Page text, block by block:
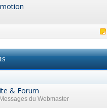
& Forum
du Webmaster